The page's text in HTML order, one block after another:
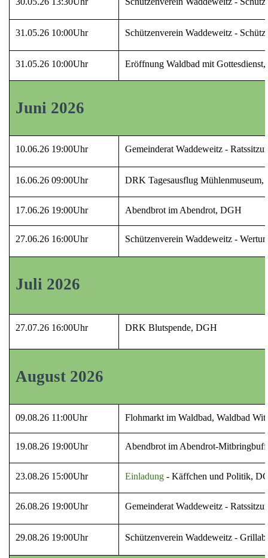
31.05.26 10:00Uhr Schützenverein Waddeweitz -
31.05.26 10:00Uhr Eröffnung Waldbad mit
Juni 2026
10.06.26 19:00Uhr Gemeinderat Waddeweitz -
16.06.26 09:00Uhr DRK Tagesausflug Mühlenmuseum,
17.06.26 19:00Uhr Abendbrot im Abendrot, DGH
27.06.26 16:00Uhr Schützenverein Waddeweitz -
Juli 2026
27.07.26 16:00Uhr DRK Blutspende, DGH
August 2026
09.08.26 11:00Uhr Flohmarkt im Waldbad, Waldbad
19.08.26 19:00Uhr Abendbrot im Abendrot-
23.08.26 15:00Uhr Einladung - Käffchen und Politik,
26.08.26 19:00Uhr Gemeinderat Waddeweitz -
29.08.26 19:00Uhr Schützenverein Waddeweitz -